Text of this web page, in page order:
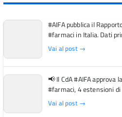
#AIFA pubblica il
#farmaci in Italia. Dati
Vai al post →
📢 Il CdA #AIFA approva
#farmaci, 4 estensioni
Vai al post →